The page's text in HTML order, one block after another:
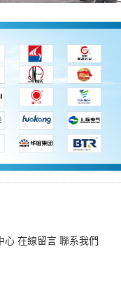
心 在線留言 聯系我們